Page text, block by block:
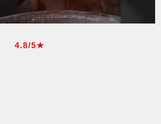
4.8/5★